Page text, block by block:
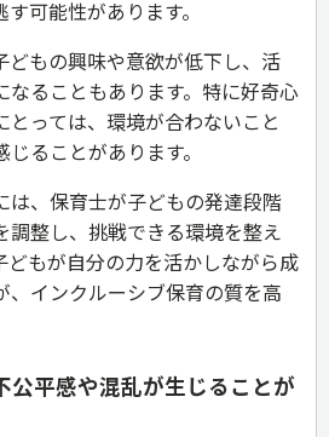
可能性があります。
どもの興味や意欲が低下し、活
なることもあります。特に好奇心
っては、環境が合わないこと
ることがあります。
は、保育士が子どもの発達段階
調整し、挑戦できる環境を整え
どもが自分の力を活かしながら成
、インクルーシブ保育の質を高
公平感や混乱が生じることが